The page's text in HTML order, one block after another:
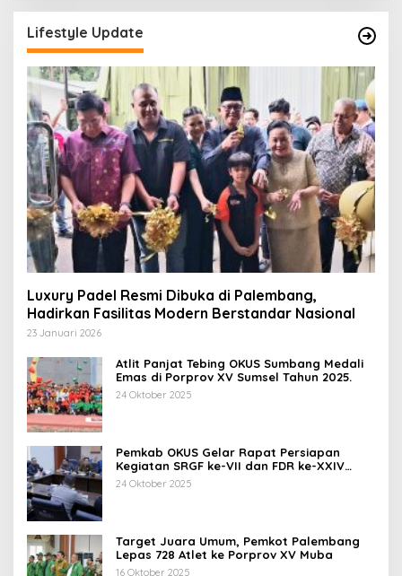
Lifestyle Update
Luxury Padel Resmi Dibuka di Palembang,
Hadirkan Fasilitas Modern Berstandar Nasional
23 Januari 2026
Atlit Panjat Tebing OKUS Sumbang Medali
Emas di Porprov XV Sumsel Tahun 2025.
24 Oktober 2025
Pemkab OKUS Gelar Rapat Persiapan
Kegiatan SRGF ke-VII dan FDR ke-XXIV
Tahun 2025
24 Oktober 2025
Target Juara Umum, Pemkot Palembang
Lepas 728 Atlet ke Porprov XV Muba
16 Oktober 2025